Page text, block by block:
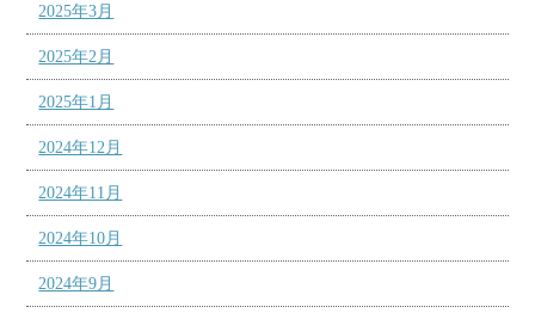
2025年3月
2025年2月
2025年1月
2024年12月
2024年11月
2024年10月
2024年9月